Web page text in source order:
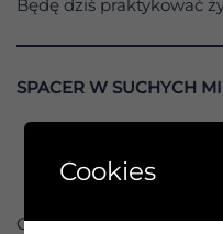
Będę dziś praktykować
SPACER W SUCHYCH
Czy czuję niepokój?
Cookies